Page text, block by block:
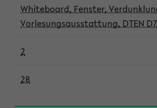
Whiteboard, Fenster,
Vorlesungsausstattung, DTEN
2
28